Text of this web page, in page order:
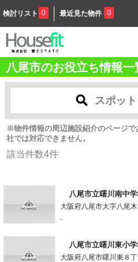
検討リスト 0 最近見た物件 0
八尾市のお役立ち情報一
スポッ
※物件情報の周辺施設紹介のページ
社では対応できません。
該当件数4件
八尾市立曙川南中
大阪府八尾市大字八尾木
-
八尾市立曙川東小
大阪府八尾市曙川東８丁